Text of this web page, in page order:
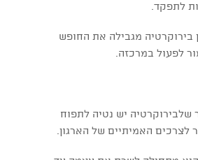
לתפקד.
בירוקרטיה מגבילה את החופש
לפעול במרכזה.
שלבירוקרטיה יש נטיה לתפוח
לצרכים האמיתיים של הארגון.